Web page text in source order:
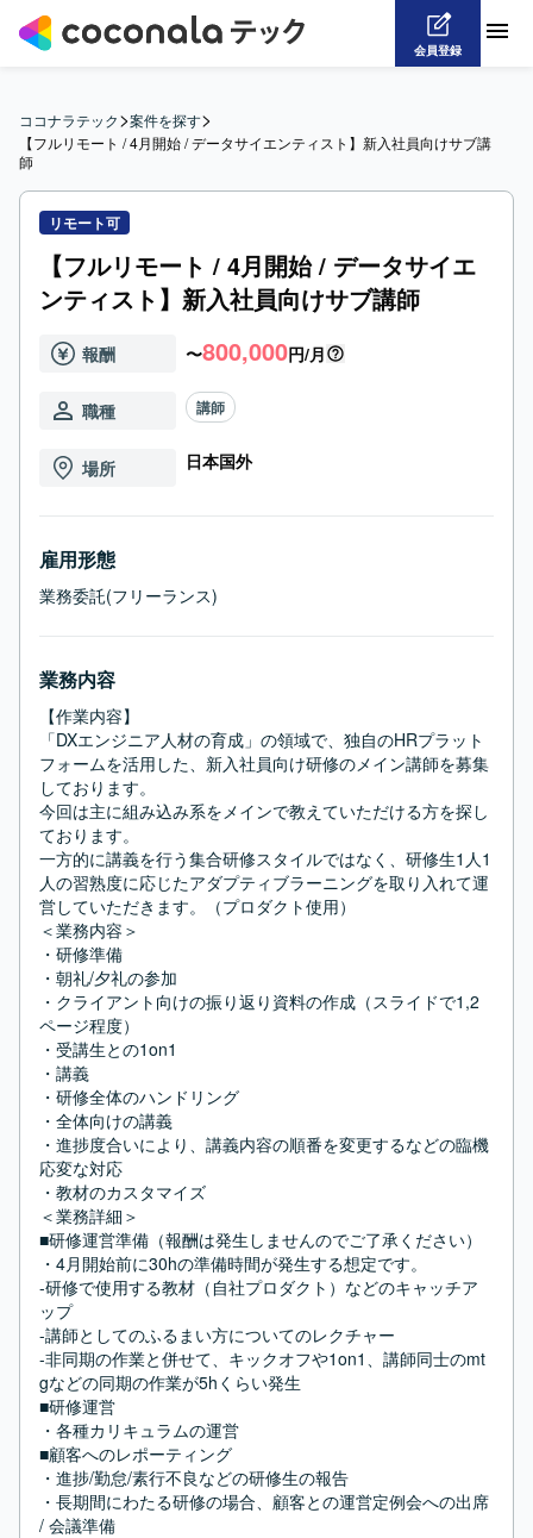
会員登録
ココナラテック>案件を探す>
【フルリモート / 4月開始 / データサイエンティスト】新入社員向けサブ講
師
リモート可
【フルリモート / 4月開始 / データサイエ
ンティスト】新入社員向けサブ講師
報酬 〜800,000円/月
職種 講師
場所 日本国外
雇用形態
業務委託(フリーランス)
業務内容
【作業内容】
「DXエンジニア人材の育成」の領域で、独自のHRプラット
フォームを活用した、新入社員向け研修のメイン講師を募集
しております。
今回は主に組み込み系をメインで教えていただける方を探し
ております。
一方的に講義を行う集合研修スタイルではなく、研修生1人1
人の習熟度に応じたアダプティブラーニングを取り入れて運
営していただきます。（プロダクト使用）
＜業務内容＞
・研修準備
・朝礼/夕礼の参加
・クライアント向けの振り返り資料の作成（スライドで1,2
ページ程度）
・受講生との1on1
・講義
・研修全体のハンドリング
・全体向けの講義
・進捗度合いにより、講義内容の順番を変更するなどの臨機
応変な対応
・教材のカスタマイズ
＜業務詳細＞
■研修運営準備（報酬は発生しませんのでご了承ください）
・4月開始前に30hの準備時間が発生する想定です。
-研修で使用する教材（自社プロダクト）などのキャッチア
ップ
-講師としてのふるまい方についてのレクチャー
-非同期の作業と併せて、キックオフや1on1、講師同士のmt
gなどの同期の作業が5hくらい発生
■研修運営
・各種カリキュラムの運営
■顧客へのレポーティング
・進捗/勤怠/素行不良などの研修生の報告
・長期間にわたる研修の場合、顧客との運営定例会への出席
/ 会議準備